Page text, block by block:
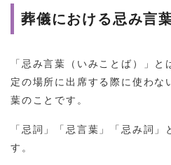
葬儀における忌み言
「忌み言葉（いみことば）」
定の場所に出席する際に使わな
葉のことです。
「忌詞」「忌言葉」「忌み詞
す。